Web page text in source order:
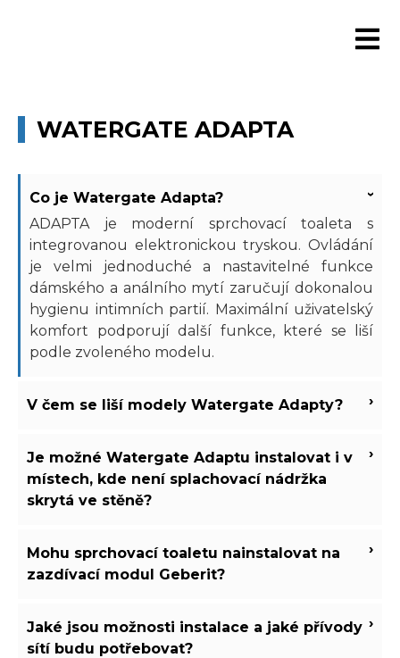
WATERGATE ADAPTA
Co je Watergate Adapta? ›
ADAPTA je moderní sprchovací toaleta s
integrovanou elektronickou tryskou. Ovládání
je velmi jednoduché a nastavitelné funkce
dámského a análního mytí zaručují dokonalou
hygienu intimních partií. Maximální uživatelský
komfort podporují další funkce, které se liší
podle zvoleného modelu.
V čem se liší modely Watergate Adapty? ›
Je možné Watergate Adaptu instalovat i v
místech, kde není splachovací nádržka
skrytá ve stěně?
›
Mohu sprchovací toaletu nainstalovat na
zazdívací modul Geberit?
›
Jaké jsou možnosti instalace a jaké přívody
sítí budu potřebovat?
›